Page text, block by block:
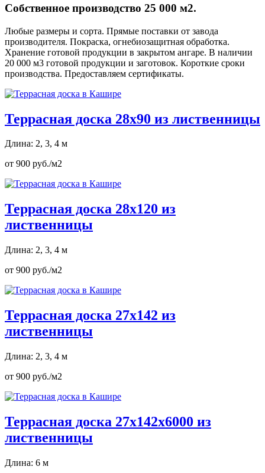
Собственное производство 25 000 м2.
Любые размеры и сорта. Прямые поставки от завода
производителя. Покраска, огнебиозащитная обработка.
Хранение готовой продукции в закрытом ангаре. В наличии
20 000 м3 готовой продукции и заготовок. Короткие сроки
производства. Предоставляем сертификаты.
Террасная доска 28х90 из лиственницы
Длина: 2, 3, 4 м
от 900 руб./м2
Террасная доска 28х120 из
лиственницы
Длина: 2, 3, 4 м
от 900 руб./м2
Террасная доска 27х142 из
лиственницы
Длина: 2, 3, 4 м
от 900 руб./м2
Террасная доска 27х142х6000 из
лиственницы
Длина: 6 м